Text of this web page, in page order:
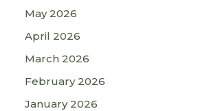
May 2026
April 2026
March 2026
February 2026
January 2026